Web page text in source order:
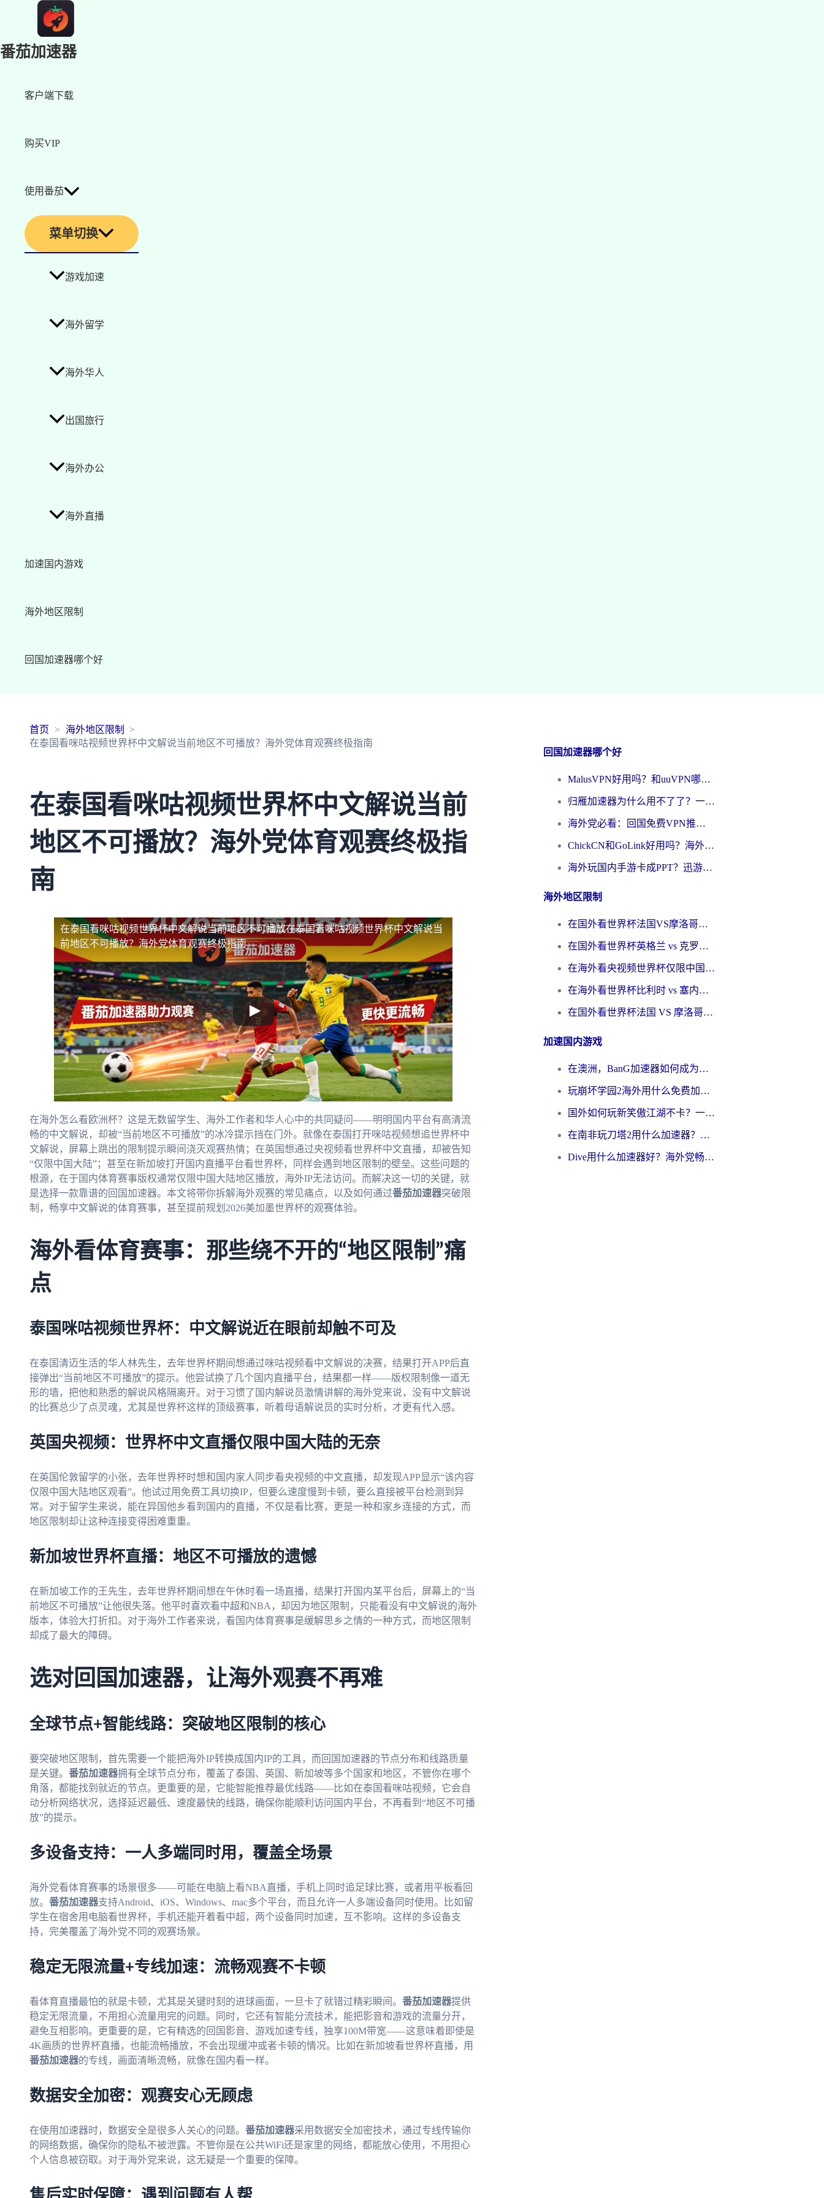
番茄加速器
客户端下载
购买VIP
使用番茄
菜单切换
游戏加速
海外留学
海外华人
出国旅行
海外办公
海外直播
加速国内游戏
海外地区限制
回国加速器哪个好
首页
海外地区限制
在泰国看咪咕视频世界杯中文解说当前地区不可播放？海外党体育观赛终极指南
在泰国看咪咕视频世界杯中文解说当前
地区不可播放？海外党体育观赛终极指
南
在泰国看咪咕视频世界杯中文解说当前地区不可播放在泰国看咪咕视频世界杯中文解说当
前地区不可播放？海外党体育观赛终极指南
在海外怎么看欧洲杯？这是无数留学生、海外工作者和华人心中的共同疑问——明明国内平台有高清流
畅的中文解说，却被“当前地区不可播放”的冰冷提示挡在门外。就像在泰国打开咪咕视频想追世界杯中
文解说，屏幕上跳出的限制提示瞬间浇灭观赛热情；在英国想通过央视频看世界杯中文直播，却被告知
“仅限中国大陆”；甚至在新加坡打开国内直播平台看世界杯，同样会遇到地区限制的壁垒。这些问题的
根源，在于国内体育赛事版权通常仅限中国大陆地区播放，海外IP无法访问。而解决这一切的关键，就
是选择一款靠谱的回国加速器。本文将带你拆解海外观赛的常见痛点，以及如何通过番茄加速器突破限
制，畅享中文解说的体育赛事，甚至提前规划2026美加墨世界杯的观赛体验。
海外看体育赛事：那些绕不开的“地区限制”痛
点
泰国咪咕视频世界杯：中文解说近在眼前却触不可及
在泰国清迈生活的华人林先生，去年世界杯期间想通过咪咕视频看中文解说的决赛，结果打开APP后直
接弹出“当前地区不可播放”的提示。他尝试换了几个国内直播平台，结果都一样——版权限制像一道无
形的墙，把他和熟悉的解说风格隔离开。对于习惯了国内解说员激情讲解的海外党来说，没有中文解说
的比赛总少了点灵魂，尤其是世界杯这样的顶级赛事，听着母语解说员的实时分析，才更有代入感。
英国央视频：世界杯中文直播仅限中国大陆的无奈
在英国伦敦留学的小张，去年世界杯时想和国内家人同步看央视频的中文直播，却发现APP显示“该内容
仅限中国大陆地区观看”。他试过用免费工具切换IP，但要么速度慢到卡顿，要么直接被平台检测到异
常。对于留学生来说，能在异国他乡看到国内的直播，不仅是看比赛，更是一种和家乡连接的方式，而
地区限制却让这种连接变得困难重重。
新加坡世界杯直播：地区不可播放的遗憾
在新加坡工作的王先生，去年世界杯期间想在午休时看一场直播，结果打开国内某平台后，屏幕上的“当
前地区不可播放”让他很失落。他平时喜欢看中超和NBA，却因为地区限制，只能看没有中文解说的海外
版本，体验大打折扣。对于海外工作者来说，看国内体育赛事是缓解思乡之情的一种方式，而地区限制
却成了最大的障碍。
选对回国加速器，让海外观赛不再难
全球节点+智能线路：突破地区限制的核心
要突破地区限制，首先需要一个能把海外IP转换成国内IP的工具，而回国加速器的节点分布和线路质量
是关键。 番茄加速器拥有全球节点分布，覆盖了泰国、英国、新加坡等多个国家和地区，不管你在哪个
角落，都能找到就近的节点。更重要的是，它能智能推荐最优线路——比如在泰国看咪咕视频，它会自
动分析网络状况，选择延迟最低、速度最快的线路，确保你能顺利访问国内平台，不再看到“地区不可播
放”的提示。
多设备支持：一人多端同时用，覆盖全场景
海外党看体育赛事的场景很多——可能在电脑上看NBA直播，手机上同时追足球比赛，或者用平板看回
放。 番茄加速器支持Android、iOS、Windows、mac多个平台，而且允许一人多端设备同时使用。比如留
学生在宿舍用电脑看世界杯，手机还能开着看中超，两个设备同时加速，互不影响。这样的多设备支
持，完美覆盖了海外党不同的观赛场景。
稳定无限流量+专线加速：流畅观赛不卡顿
看体育直播最怕的就是卡顿，尤其是关键时刻的进球画面，一旦卡了就错过精彩瞬间。 番茄加速器提供
稳定无限流量，不用担心流量用完的问题。同时，它还有智能分流技术，能把影音和游戏的流量分开，
避免互相影响。更重要的是，它有精选的回国影音、游戏加速专线，独享100M带宽——这意味着即使是
4K画质的世界杯直播，也能流畅播放，不会出现缓冲或者卡顿的情况。比如在新加坡看世界杯直播，用
番茄加速器的专线，画面清晰流畅，就像在国内看一样。
数据安全加密：观赛安心无顾虑
在使用加速器时，数据安全是很多人关心的问题。 番茄加速器采用数据安全加密技术，通过专线传输你
的网络数据，确保你的隐私不被泄露。不管你是在公共WiFi还是家里的网络，都能放心使用，不用担心
个人信息被窃取。对于海外党来说，这无疑是一个重要的保障。
回国加速器哪个好
MalusVPN好用吗？和uuVPN哪个好？海外党无缝访问国内资源的真实对比与选择指南
归雁加速器为什么用不了了？一位海外游子的真实困惑与技术解答
海外党必看：回国免费VPN推荐？别踩坑！教你选对加速器无缝刷国内资源
ChickCN和GoLink好用吗？海外党如何选对回国加速器
海外玩国内手游卡成PPT？迅游和奇游手游哪个好？一篇讲透回国加速器怎么选
海外地区限制
在国外看世界杯法国VS摩洛哥地区限制？这篇指南让你流畅看中文解说无压力
在国外看世界杯英格兰 vs 克罗地亚当前地区不可播放？这篇指南帮你搞定所有海外观赛难题
在海外看央视频世界杯仅限中国大陆？这篇指南帮你解锁中文解说+无卡顿直播
在海外看世界杯比利时 vs 塞内加尔仅限中国大陆？我找到了最流畅的中文解说之路
在国外看世界杯法国 VS 摩洛哥仅限中国大陆？海外党这样看中文解说赛事不卡顿
加速国内游戏
在澳洲，BanG加速器如何成为你国服游戏的“时光机”？
玩崩坏学园2海外用什么免费加速器好？2026海外党亲测国服游戏加速指南
国外如何玩新笑傲江湖不卡？一份给海外游子的终极网络指南
在南非玩刀塔2用什么加速器？一份给海外游子的终极生存指南
Dive用什么加速器好？海外党畅玩国服游戏的终极避坑指南